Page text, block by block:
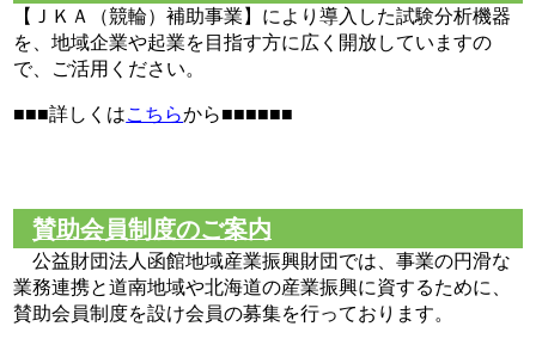
【ＪＫＡ（競輪）補助事業】により導入した試験分析機器
を、地域企業や起業を目指す方に広く開放していますの
で、ご活用ください。
■■■詳しくはこちらから■■■■■■
賛助会員制度のご案内
公益財団法人函館地域産業振興財団では、事業の円滑な
業務連携と道南地域や北海道の産業振興に資するために、
賛助会員制度を設け会員の募集を行っております。